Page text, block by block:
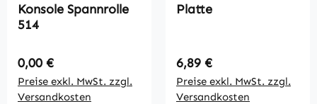
Konsole Spannrolle
514
Regulärer Preis:
0,00 €
Preise exkl. MwSt. zzgl.
Versandkosten
Platte
Regulärer Preis:
6,89 €
Preise exkl. MwSt. zzgl.
Versandkosten